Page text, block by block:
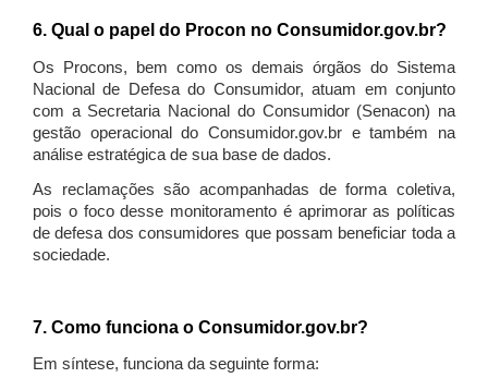
6. Qual o papel do Procon no Consumidor.gov.br?
Os Procons, bem como os demais órgãos do Sistema
Nacional de Defesa do Consumidor, atuam em conjunto
com a Secretaria Nacional do Consumidor (Senacon) na
gestão operacional do Consumidor.gov.br e também na
análise estratégica de sua base de dados.
As reclamações são acompanhadas de forma coletiva,
pois o foco desse monitoramento é aprimorar as políticas
de defesa dos consumidores que possam beneficiar toda a
sociedade.
7. Como funciona o Consumidor.gov.br?
Em síntese, funciona da seguinte forma: